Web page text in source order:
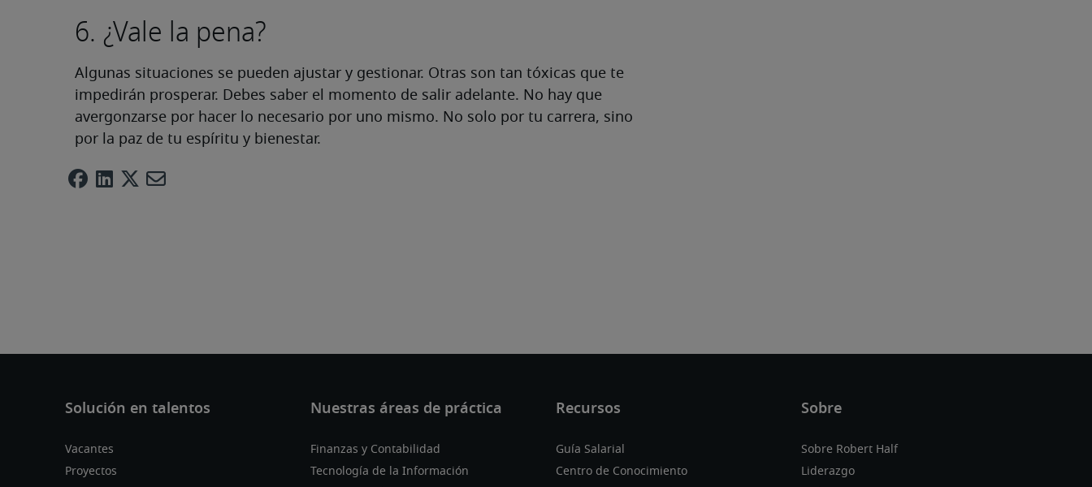
6. ¿Vale la pena?
Algunas situaciones se pueden ajustar y gestionar. Otras son tan tóxicas que te
impedirán prosperar. Debes saber el momento de salir adelante. No hay que
avergonzarse por hacer lo necesario por uno mismo. No solo por tu carrera, sino
por la paz de tu espíritu y bienestar.
Vacantes
Proyectos
Finanzas y Contabilidad
Tecnología de la Información
Guía Salarial
Centro de Conocimiento
Sobre Robert Half
Liderazgo